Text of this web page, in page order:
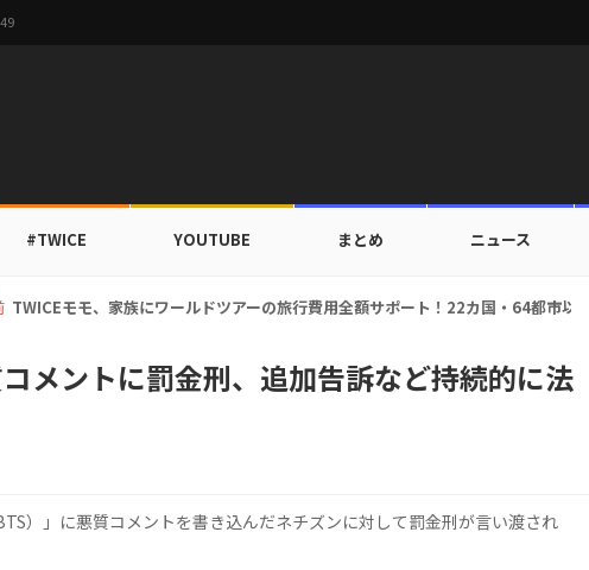
#TWICE YOUTUBE まとめ ニュース
TWICEモモ、家族にワールドツアーの旅行費用全額サポート！22カ国・64都市以上
メントに罰金刑、追加告訴など持続的に法
）」に悪質コメントを書き込んだネチズンに対して罰金刑が言い渡され